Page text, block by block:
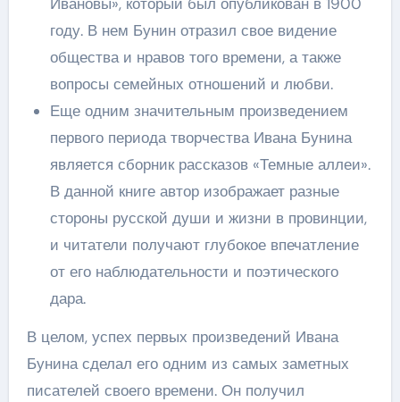
году. В нем Бунин отразил свое видение
общества и нравов того времени, а также
вопросы семейных отношений и любви.
Еще одним значительным произведением
первого периода творчества Ивана Бунина
является сборник рассказов «Темные аллеи».
В данной книге автор изображает разные
стороны русской души и жизни в провинции,
и читатели получают глубокое впечатление
от его наблюдательности и поэтического
дара.
В целом, успех первых произведений Ивана
Бунина сделал его одним из самых заметных
писателей своего времени. Он получил